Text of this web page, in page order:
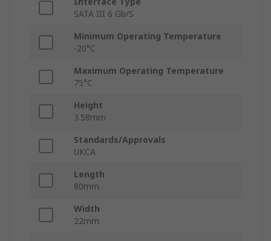
SATA III 6 Gb/S
Minimum Operating Temperature
-20°C
Maximum Operating Temperature
75°C
Height
3.58mm
Standards/Approvals
UKCA
Length
80mm
Width
22mm